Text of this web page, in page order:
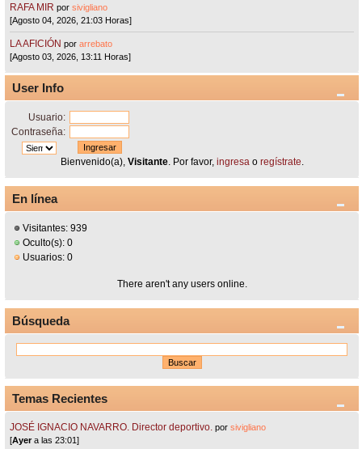
RAFA MIR porsivigliano
[Agosto 04, 2026, 21:03 Horas]
LA AFICIÓN porarrebato
[Agosto 03, 2026, 13:11 Horas]
User Info
Usuario:
Contraseña:
Bienvenido(a), Visitante. Por favor, ingresao regístrate.
En línea
Visitantes: 939
Oculto(s): 0
Usuarios: 0
There aren't any users online.
Búsqueda
Temas Recientes
JOSÉ IGNACIO NAVARRO. Director deportivo. porsivigliano
[Ayera las 23:01]